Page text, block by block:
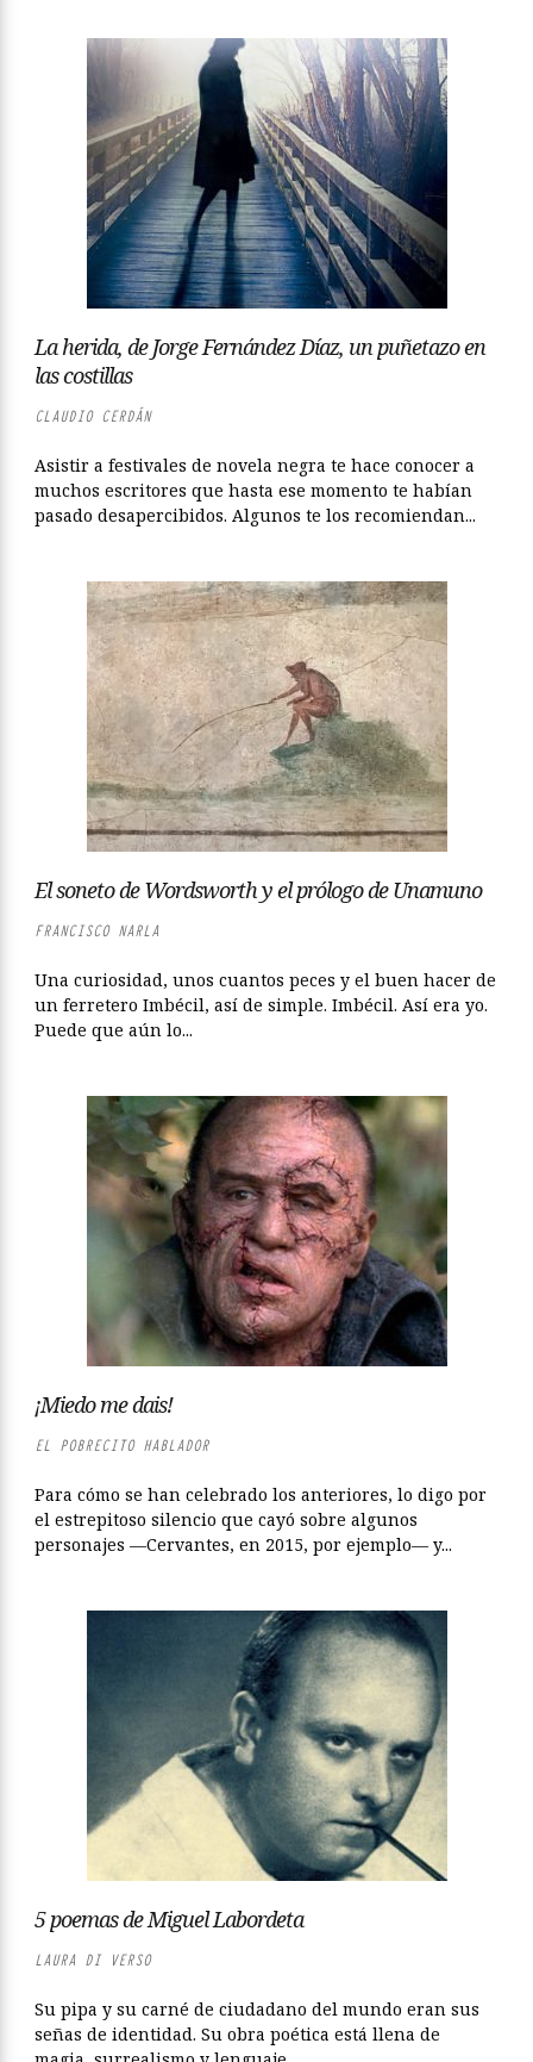
La herida, de Jorge Fernández Díaz, un puñetazo en
las costillas
CLAUDIO CERDÁN
Asistir a festivales de novela negra te hace conocer a
muchos escritores que hasta ese momento te habían
pasado desapercibidos. Algunos te los recomiendan...
El soneto de Wordsworth y el prólogo de Unamuno
FRANCISCO NARLA
Una curiosidad, unos cuantos peces y el buen hacer de
un ferretero Imbécil, así de simple. Imbécil. Así era yo.
Puede que aún lo...
¡Miedo me dais!
EL POBRECITO HABLADOR
Para cómo se han celebrado los anteriores, lo digo por
el estrepitoso silencio que cayó sobre algunos
personajes —Cervantes, en 2015, por ejemplo— y...
5 poemas de Miguel Labordeta
LAURA DI VERSO
Su pipa y su carné de ciudadano del mundo eran sus
señas de identidad. Su obra poética está llena de